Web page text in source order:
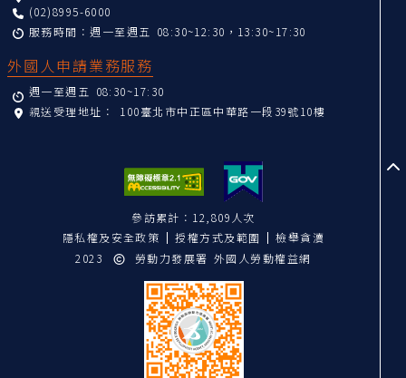
(02)8995-6000
服務時間：週一至週五 08:30~12:30，13:30~17:30
外國人申請業務服務
週一至週五 08:30~17:30
親送受理地址： 100臺北市中正區中華路一段39號10樓
參訪累計：12,809人次
隱私權及安全政策
授權方式及範圍
檢舉貪瀆
2023
勞動力發展署 外國人勞動權益網
至